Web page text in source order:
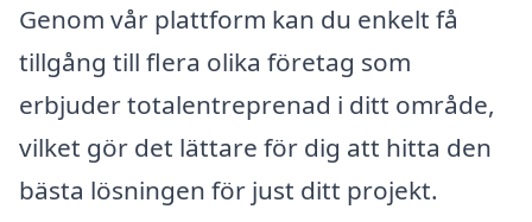
Genom vår plattform kan du enkelt få
tillgång till flera olika företag som
erbjuder totalentreprenad i ditt område,
vilket gör det lättare för dig att hitta den
bästa lösningen för just ditt projekt.